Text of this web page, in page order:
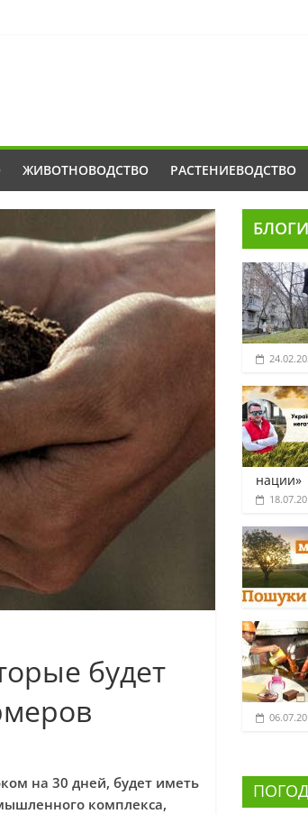
ЖИВОТНОВОДСТВО РАСТЕНИЕВОДСТВО
будет
на 30 дней, будет иметь
комплекса,
БЛОГИ
нации»